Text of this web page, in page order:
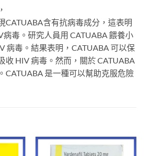
CATUABA含有抗病毒成分，這表明
毒。研究人員用 CATUABA 餵養小
病毒。結果表明，CATUABA 可以保
收 HIV 病毒。然而，關於 CATUABA
CATUABA 是一種可以幫助克服危險